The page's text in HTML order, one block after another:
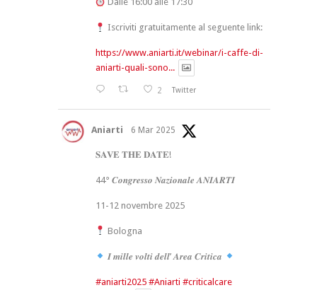
Iscriviti gratuitamente al seguente link:
https://www.aniarti.it/webinar/i-caffe-di-
aniarti-quali-sono...
2 Twitter
Aniarti 6 Mar 2025
𝐒𝐀𝐕𝐄 𝐓𝐇𝐄 𝐃𝐀𝐓𝐄!
44° 𝑪𝒐𝒏𝒈𝒓𝒆𝒔𝒔𝒐 𝑵𝒂𝒛𝒊𝒐𝒏𝒂𝒍𝒆 𝑨𝑵𝑰𝑨𝑹𝑻𝑰
11-12 novembre 2025
Bologna
𝑰 𝒎𝒊𝒍𝒍𝒆 𝒗𝒐𝒍𝒕𝒊 𝒅𝒆𝒍𝒍’ 𝑨𝒓𝒆𝒂 𝑪𝒓𝒊𝒕𝒊𝒄𝒂
#aniarti2025 #Aniarti #criticalcare